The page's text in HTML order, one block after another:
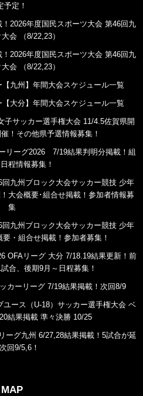
予定！
！2026年度国民スポーツ大会 第46回九
会 （8/22,23）
！2026年度国民スポーツ大会 第46回九
会 （8/22,23）
九州】年間大会スケジュール一覧
大分】年間大会スケジュール一覧
子サッカー選手権大会 11/4.5佐賀県開
！その他県予選情報募集！
リーグ2026 7/19結果判明分掲載！組
程情報募集！
九州ブロック大会サッカー競技 少年
大会概要･組合せ掲載！参加者情報募
集
九州ブロック大会サッカー競技 少年
・組合せ掲載！参加者募集！
OFAリーグ 大分 7/18.19結果更新！前
合、後期9月～日程募集！
カーリーグ 7/19結果掲載！次回8/9
ース（U-18）サッカー選手権大会 ベ
結果掲載 準々決勝 10/25
ーグ九州 6/27,28結果掲載！5試合が延
回9/5,6！
MAP